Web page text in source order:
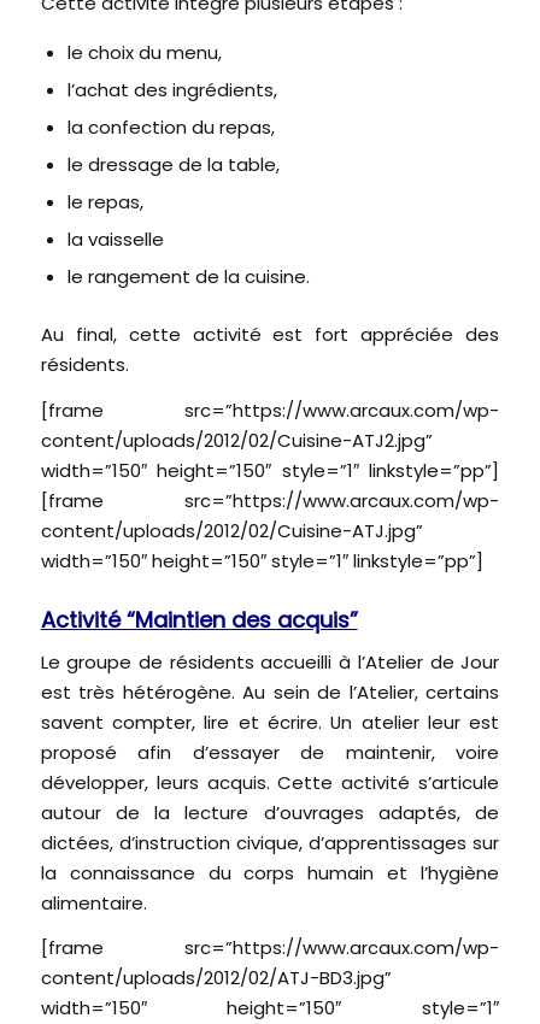
le choix du menu,
l’achat des ingrédients,
la confection du repas,
le dressage de la table,
le repas,
la vaisselle
le rangement de la cuisine.
Au final, cette activité est fort appréciée des
résidents.
[frame src=”https://www.arcaux.com/wp-
content/uploads/2012/02/Cuisine-ATJ2.jpg”
width=”150″ height=”150″ style=”1″ linkstyle=”pp”]
[frame src=”https://www.arcaux.com/wp-
content/uploads/2012/02/Cuisine-ATJ.jpg”
width=”150″ height=”150″ style=”1″ linkstyle=”pp”]
Activité “Maintien des acquis”
Le groupe de résidents accueilli à l’Atelier de Jour
est très hétérogène. Au sein de l’Atelier, certains
savent compter, lire et écrire. Un atelier leur est
proposé afin d’essayer de maintenir, voire
développer, leurs acquis. Cette activité s’articule
autour de la lecture d’ouvrages adaptés, de
dictées, d’instruction civique, d’apprentissages sur
la connaissance du corps humain et l’hygiène
alimentaire.
[frame src=”https://www.arcaux.com/wp-
content/uploads/2012/02/ATJ-BD3.jpg”
width=”150″ height=”150″ style=”1″